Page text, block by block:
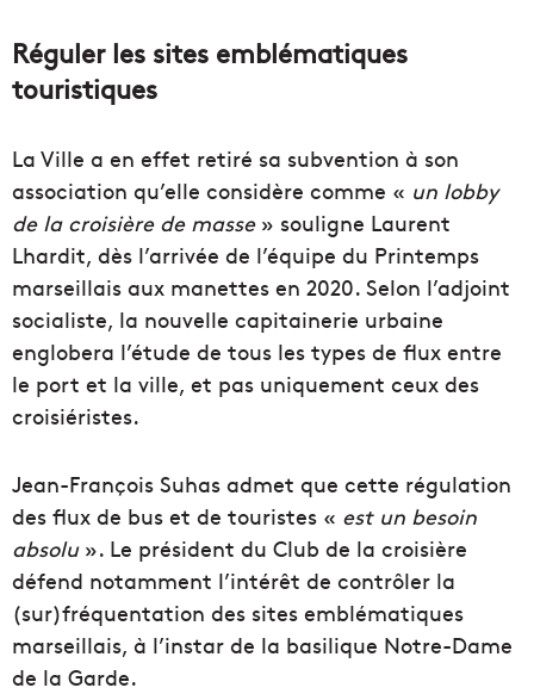
Réguler les sites emblématiques
touristiques
La Ville a en effet retiré sa subvention à son
association qu’elle considère comme « un lobby
de la croisière de masse» souligne Laurent
Lhardit, dès l’arrivée de l’équipe du Printemps
marseillais aux manettes en 2020. Selon l’adjoint
socialiste, la nouvelle capitainerie urbaine
englobera l’étude de tous les types de flux entre
le port et la ville, et pas uniquement ceux des
croisiéristes.
Jean-François Suhas admet que cette régulation
des flux de bus et de touristes « est un besoin
absolu». Le président du Club de la croisière
défend notamment l’intérêt de contrôler la
(sur)fréquentation des sites emblématiques
marseillais, à l’instar de la basilique Notre-Dame
de la Garde.